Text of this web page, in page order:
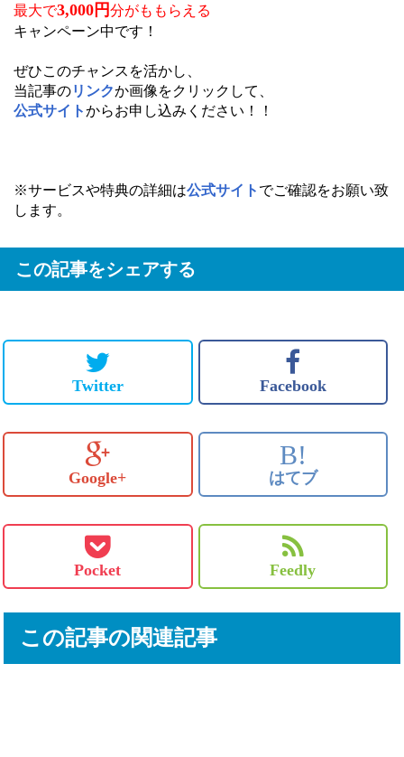
最大で3,000円分がももらえる
キャンペーン中です！
ぜひこのチャンスを活かし、
当記事のリンクか画像をクリックして、
公式サイトからお申し込みください！！
※サービスや特典の詳細は公式サイト でご確認をお願い致
します。
この記事をシェアする
Twitter Facebook
Google+
B!
はてブ
Pocket Feedly
この記事の関連記事